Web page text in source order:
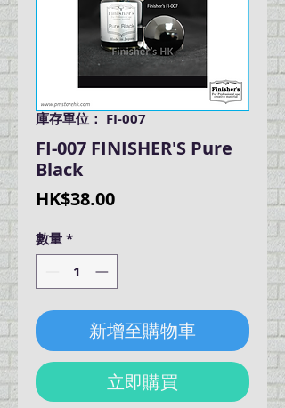
庫存單位： FI-007
FI-007 FINISHER'S Pure
Black
HK$38.00價
數量*
新增至購物車
立即購買